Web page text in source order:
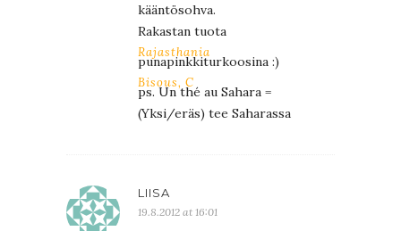
kääntösohva.
Rakastan tuota
Rajasthania
punapinkkiturkoosina :)
Bisous, C
ps. Un thé au Sahara =
(Yksi/eräs) tee Saharassa
LIISA
19.8.2012 at 16:01